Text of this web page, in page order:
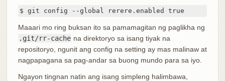
$ git config --global rerere.enabled true
Maaari mo ring buksan ito sa pamamagitan ng paglikha ng
.git/rr-cache na direktoryo sa isang tiyak na
repositoryo, ngunit ang config na setting ay mas malinaw at
nagpapagana sa pag-andar sa buong mundo para sa iyo.
Ngayon tingnan natin ang isang simpleng halimbawa,